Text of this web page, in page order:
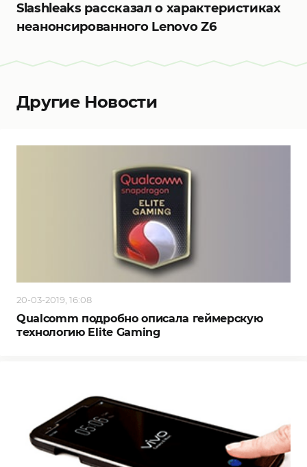
Slashleaks рассказал о характеристиках
неанонсированного Lenovo Z6
Другие Новости
20-03-2019, 16:08
Qualcomm подробно описала геймерскую
технологию Elite Gaming